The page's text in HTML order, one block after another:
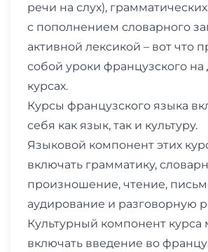
речи на слух),
с пополнением словарного
активной лексикой – вот что
собой уроки французского на
курсах.
Курсы французского языка
себя как язык, так и культуру.
Языковой компонент этих
включать грамматику,
произношение, чтение,
аудирование и разговорную
Культурный компонент курса
включать введение во